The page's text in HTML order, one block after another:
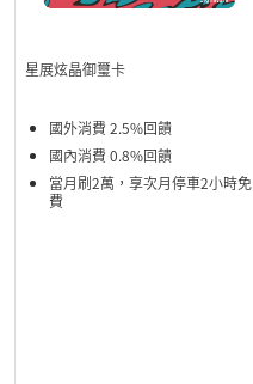
星展炫晶御璽卡
國外消費 2.5%回饋
國內消費 0.8%回饋
當月刷2萬，享次月停車2小時免
費